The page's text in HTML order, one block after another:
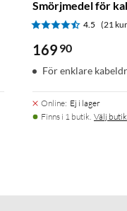
Smörjmedel för
4.5 (21
169 90
För enklare
Online: Ej i lager
Finns i 1 butik. Välj butik